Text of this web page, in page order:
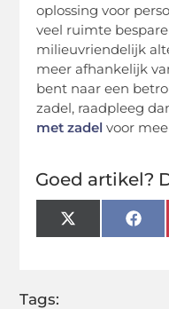
oplossing voor
veel ruimte
milieuvriendelijk
meer afhankelijk
bent naar een
zadel, raadpleeg
met zadel voor
Goed artikel?
X
(Twitter)
Tags: